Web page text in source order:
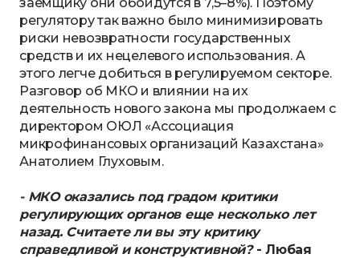
регулятору так важно было минимизировать
риски невозвратности государственных
средств и их нецелевого использования. А
этого легче добиться в регулируемом секторе.
Разговор об МКО и влиянии на их
деятельность нового закона мы продолжаем с
директором ОЮЛ «Ассоциация
микрофинансовых организаций Казахстана»
Анатолием Глуховым.
- МКО оказались под градом критики
регулирующих органов еще несколько лет
назад. Считаете ли вы эту критику
справедливой и конструктивной?- Любая